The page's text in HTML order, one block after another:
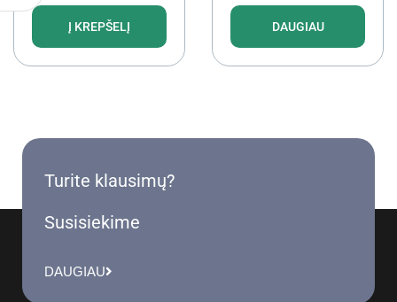
Į KREPŠELĮ DAUGIAU
Turite klausimų?
Susisiekime
DAUGIAU